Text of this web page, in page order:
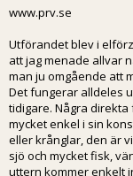
www.prv.se
Utförandet blev i
att jag menade allvar
man ju omgående att
Det fungerar alldeles
tidigare. Några
mycket enkel i sin
eller krånglar, den är
sjö och mycket fisk,
uttern kommer enkelt